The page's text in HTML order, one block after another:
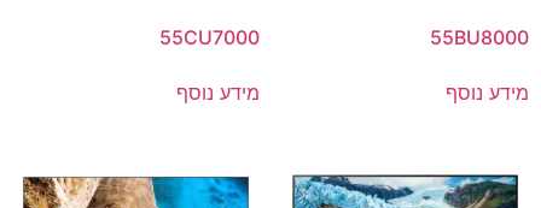
55BU8000
מידע נוסף
55CU7000
מידע נוסף